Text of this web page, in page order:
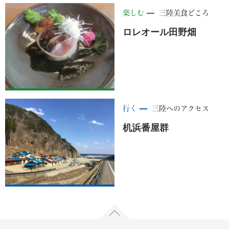
楽しむ 三陸美食どころ
ロレオール田野畑
行く 三陸へのアクセス
机浜番屋群